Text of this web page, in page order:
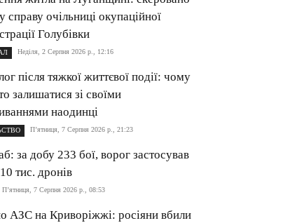
справу очільниці окупаційної
Голубівки
Неділя, 2 Серпня 2026 р., 12:16
після тяжкої життєвої події: чому
залишатися зі своїми
наодинці
П’ятниця, 7 Серпня 2026 р., 21:23
за добу 233 бої, ворог застосував
тис. дронів
П’ятниця, 7 Серпня 2026 р., 08:53
АЗС на Криворіжжі: росіяни вбили